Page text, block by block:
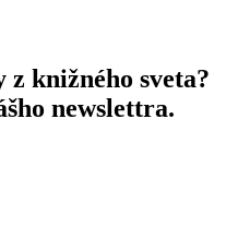
knižného sveta?
newslettra.